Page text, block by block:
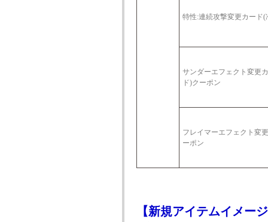
特性:連続攻撃変更カード
サンダーエフェクト変更
ド)クーポン
フレイマーエフェクト変
ーポン
【新規アイテムイメー